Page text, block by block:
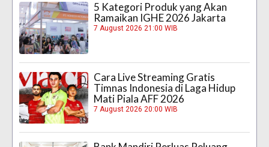
5 Kategori Produk yang Akan
Ramaikan IGHE 2026 Jakarta
7 August 2026 21:00 WIB
Cara Live Streaming Gratis
Timnas Indonesia di Laga Hidup
Mati Piala AFF 2026
7 August 2026 20:00 WIB